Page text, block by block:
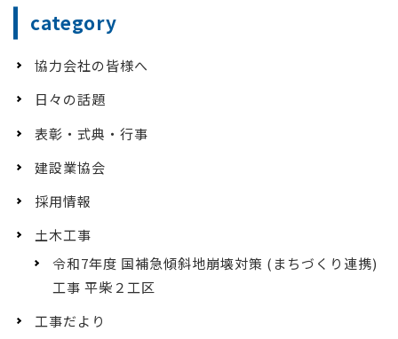
category
協力会社の皆様へ
日々の話題
表彰・式典・行事
建設業協会
採用情報
土木工事
令和7年度 国補急傾斜地崩壊対策 (まちづくり連携)
工事 平柴２工区
工事だより